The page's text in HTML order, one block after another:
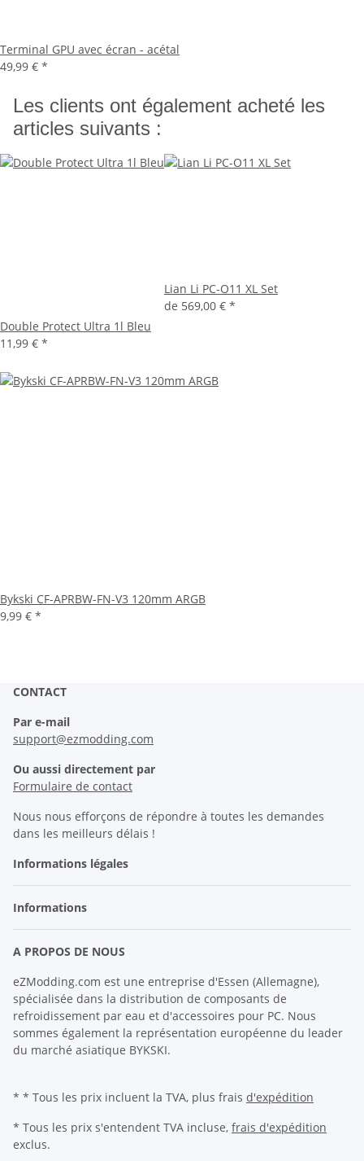
Terminal GPU avec écran - acétal
49,99 € *
Les clients ont également acheté les
articles suivants :
Double Protect Ultra 1l Bleu
11,99 € *
Lian Li PC-O11 XL Set
de 569,00 € *
Bykski CF-APRBW-FN-V3 120mm ARGB
9,99 € *
CONTACT
Par e-mail
support@ezmodding.com
Ou aussi directement par
Formulaire de contact
Nous nous efforçons de répondre à toutes les demandes
dans les meilleurs délais !
Informations légales
Informations
A PROPOS DE NOUS
eZModding.com est une entreprise d'Essen (Allemagne),
spécialisée dans la distribution de composants de
refroidissement par eau et d'accessoires pour PC. Nous
sommes également la représentation européenne du leader
du marché asiatique BYKSKI.
* * Tous les prix incluent la TVA, plus frais d'expédition
* Tous les prix s'entendent TVA incluse, frais d'expédition
exclus.